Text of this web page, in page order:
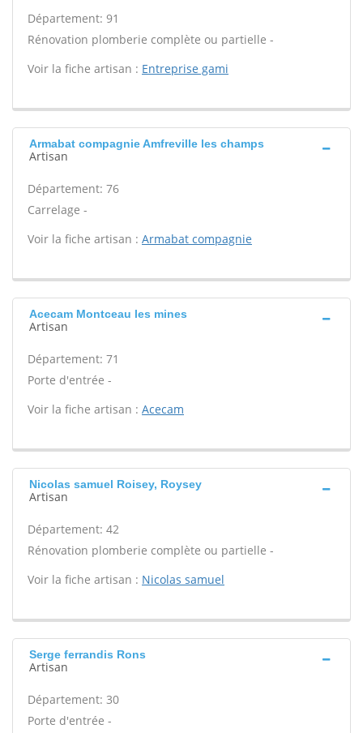
Département: 91
Rénovation plomberie complète ou partielle -
Voir la fiche artisan : Entreprise gami
Armabat compagnie Amfreville les champs
Artisan
Département: 76
Carrelage -
Voir la fiche artisan : Armabat compagnie
Acecam Montceau les mines
Artisan
Département: 71
Porte d'entrée -
Voir la fiche artisan : Acecam
Nicolas samuel Roisey, Roysey
Artisan
Département: 42
Rénovation plomberie complète ou partielle -
Voir la fiche artisan : Nicolas samuel
Serge ferrandis Rons
Artisan
Département: 30
Porte d'entrée -